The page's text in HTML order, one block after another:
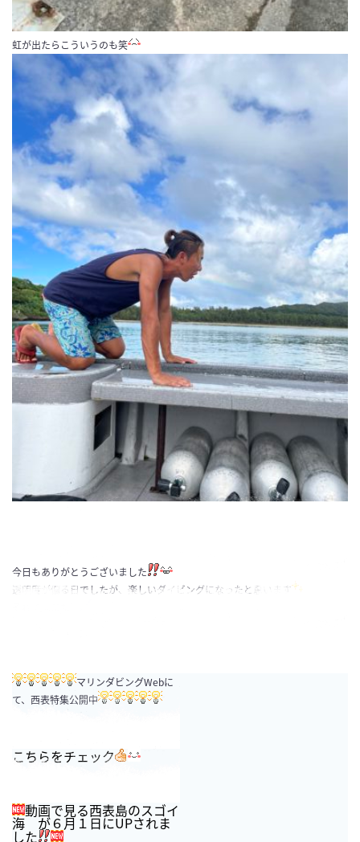
虹が出たらこういうのも笑
今日もありがとうございました
透明度が偏る日でしたが、楽しいダイビングになったと思います
マリンダビングWebに
て、西表特集公開中
こちらをチェック
動画で見る西表島のスゴイ
海 が６月１日にUPされま
した